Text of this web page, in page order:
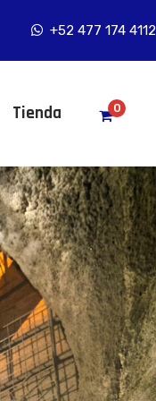
+52 477 174 4112
Tienda 0